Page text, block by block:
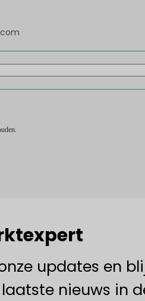
updates en
nieuws in